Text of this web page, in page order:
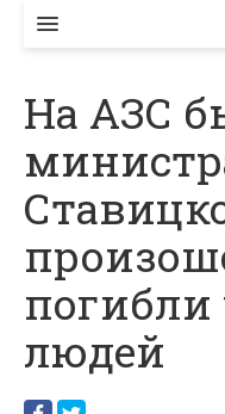
ЕКОНОМІКА
БІЗНЕС
СТАРТЕР
КОНТАКТИ
На АЗС
погибли
людей